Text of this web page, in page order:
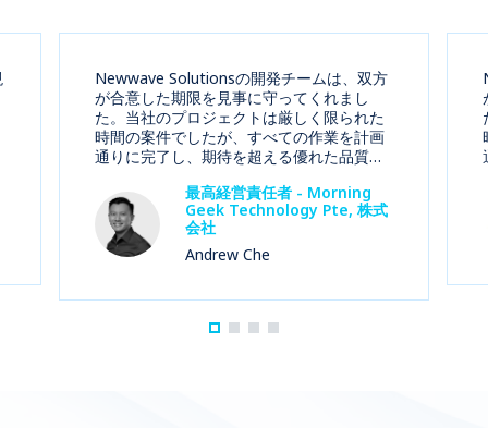
Newwave Solutionsの開発チームは、双方
が合意した期限を見事に守ってくれまし
た。当社のプロジェクトは厳しく限られた
時間の案件でしたが、すべての作業を計画
通りに完了し、期待を超える優れた品質の
の各段階におけるNewwave Solutionsの開
発チームの正確さと綿密さは、彼らの高い
プロ意識を示しました。
最高経営責任者 - Morning
Geek Technology Pte, 株式
会社
Andrew Che